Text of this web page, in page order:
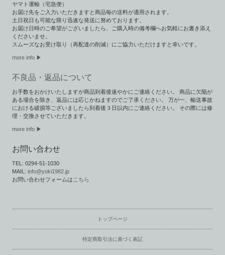
ヤマト運輸（宅急便）
お届け先をご入力いただきますと商品毎の送料が適用されます。
土日祝日も可能な限り迅速な発送に努めております。
お届け日時のご希望がございましたら、ご購入時の備考欄へお気軽にお書き添え
くださいませ。
スムーズなお受け取り（再配達の削減）にご協力いただけますと幸いです。
more info ▶︎
不良品・返品について
お手数をおかけいたしますが商品到着後速やかにご連絡ください。 商品に欠陥が
ある場合を除き、返品には応じかねますのでご了承ください。 万が一、輸送事故
における破損等ございましたら到着後３日以内にご連絡ください。 その際には修
理・交換させていただきます。
more info ▶
お問い合わせ
TEL: 0294-51-1030
MAIL:info@yoki1982.jp
お問い合わせフォームは こちら
トップページ
特定商取引法に基づく表記